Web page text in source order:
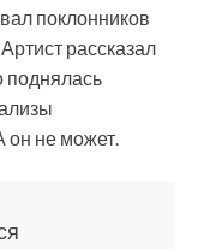
поклонников
рассказал
поднялась
не может.